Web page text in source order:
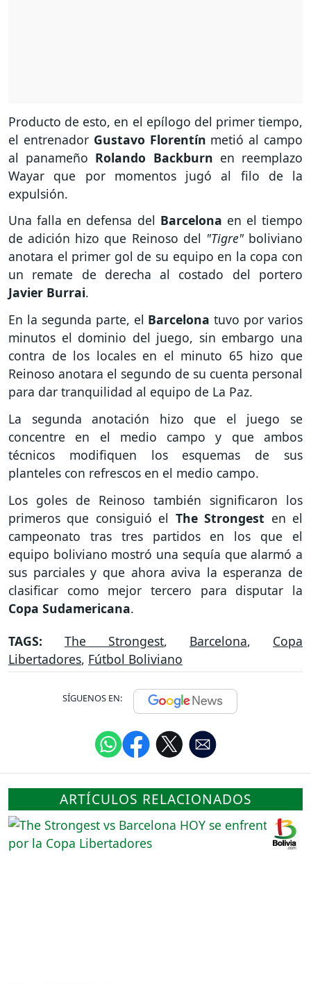
Producto de esto, en el epílogo del primer tiempo,
el entrenador Gustavo Florentín metió al campo
al panameño Rolando Backburn en reemplazo
Wayar que por momentos jugó al filo de la
expulsión.
Una falla en defensa del Barcelona en el tiempo
de adición hizo que Reinoso del "Tigre"boliviano
anotara el primer gol de su equipo en la copa con
un remate de derecha al costado del portero
Javier Burrai.
En la segunda parte, el Barcelonatuvo por varios
minutos el dominio del juego, sin embargo una
contra de los locales en el minuto 65 hizo que
Reinoso anotara el segundo de su cuenta personal
para dar tranquilidad al equipo de La Paz.
La segunda anotación hizo que el juego se
concentre en el medio campo y que ambos
técnicos modifiquen los esquemas de sus
planteles con refrescos en el medio campo.
Los goles de Reinoso también significaron los
primeros que consiguió el The Strongest en el
campeonato tras tres partidos en los que el
equipo boliviano mostró una sequía que alarmó a
sus parciales y que ahora aviva la esperanza de
clasificar como mejor tercero para disputar la
Copa Sudamericana.
TAGS: The Strongest, Barcelona, Copa
Libertadores, Fútbol Boliviano
SÍGUENOS EN:
ARTÍCULOS RELACIONADOS